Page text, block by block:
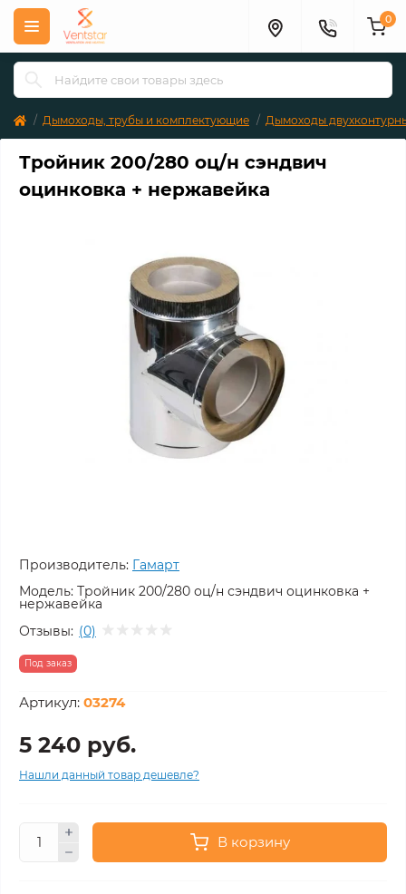
0
Дымоходы, трубы и комплектующие Дымоходы
Тройник 200/280 оц/н сэндвич
оцинковка + нержавейка
Производитель: Гамарт
Модель: Тройник 200/280 оц/н сэндвич оцинковка +
нержавейка
Отзывы: (0)
Под заказ
Артикул: 03274
5 240 руб.
Нашли данный товар дешевле?
В корзину